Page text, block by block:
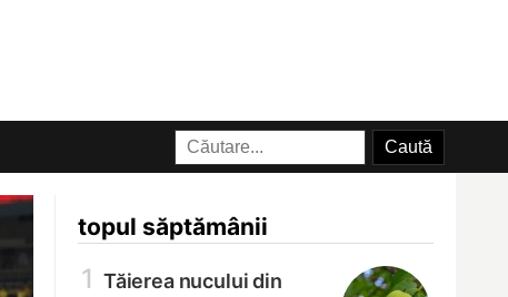
topul săptămânii
1 Tăierea nucului din